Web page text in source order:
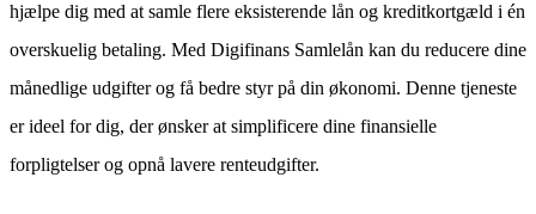
hjælpe dig med at samle flere eksisterende lån og kreditkortgæld i én
overskuelig betaling. Med Digifinans Samlelån kan du reducere dine
månedlige udgifter og få bedre styr på din økonomi. Denne tjeneste
er ideel for dig, der ønsker at simplificere dine finansielle
forpligtelser og opnå lavere renteudgifter.